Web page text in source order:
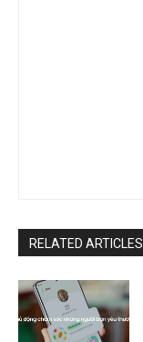
RELATED ARTICLES